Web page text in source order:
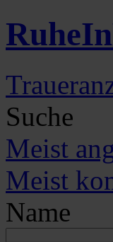
RuheIn
Suche
Meist
Meist
Name